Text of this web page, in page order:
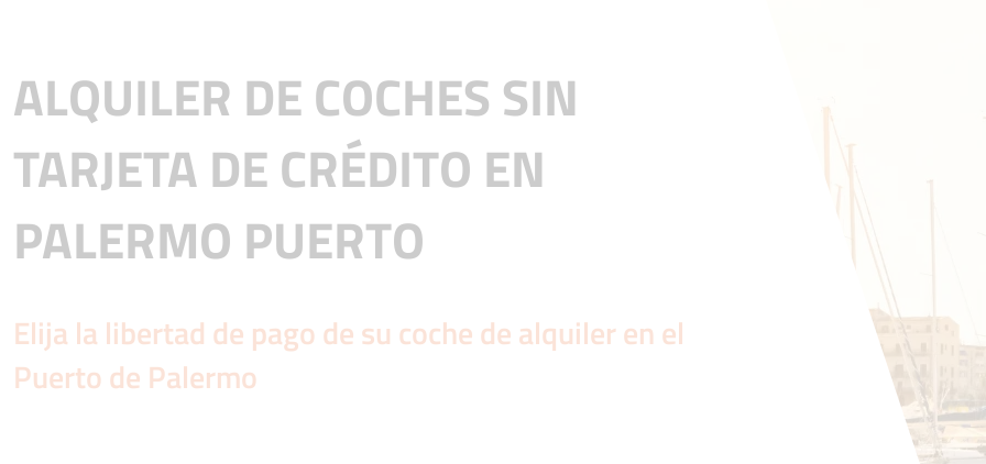
ALQUILER DE COCHES SIN
TARJETA DE CRÉDITO EN
PALERMO PUERTO
Elija la libertad de pago de su coche de alquiler en el
Puerto de Palermo